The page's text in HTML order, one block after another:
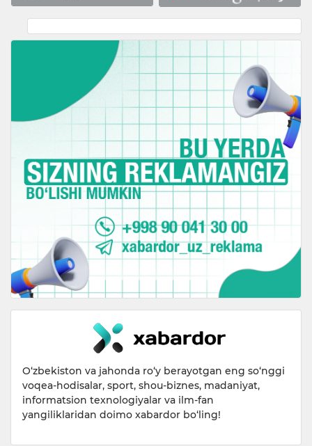
O‘zbekiston va jahonda ro‘y berayotgan eng so‘nggi
voqea-hodisalar, sport, shou-biznes, madaniyat,
informatsion texnologiyalar va ilm-fan
yangiliklaridan doimo xabardor bo‘ling!